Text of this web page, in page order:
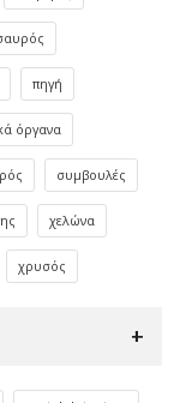
πηγή
όργανα
συμβουλές
χελώνα
χρυσός